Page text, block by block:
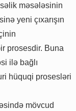
məsələsinin
yeni çıxarışın
prosesdir. Buna
ilə bağlı
hüquqi prosesləri
mövcud